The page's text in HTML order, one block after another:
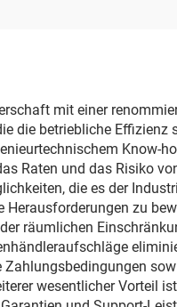
mit einer
die betriebliche
Know-
Raten und das Risiko
die es der
Herausforderungen zu
räumlichen
Zahlungsbedingungen
wesentlicher Vorteil